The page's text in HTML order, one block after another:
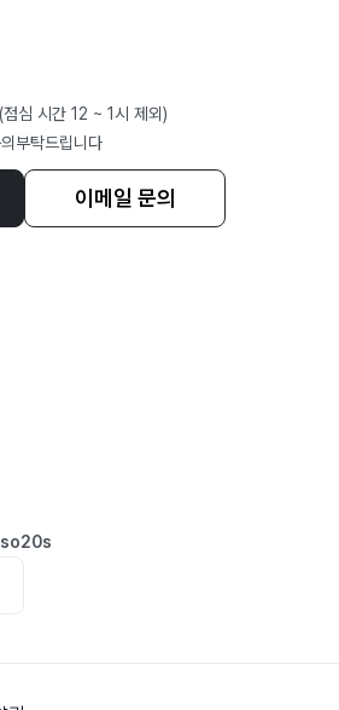
든 병에 효과가 있다
아준다
조절해준다
준다 ?
산다
이다
이다
강을 살린다
다 ?
자 ?
?
천해야 건강해 진다 ?
나다 ?
심 시간 12 ~ 1시 제외)
부탁드립니다
이메일 문의
so20s